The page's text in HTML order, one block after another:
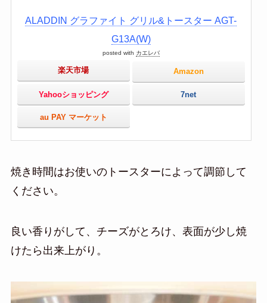
ALADDIN グラファイト グリル&トースター AGT-
G13A(W)
posted with カエレバ
楽天市場 Amazon
Yahooショッピング 7net
au PAY マーケット
焼き時間はお使いのトースターによって調節して
ください。
良い香りがして、チーズがとろけ、表面が少し焼
けたら出来上がり。